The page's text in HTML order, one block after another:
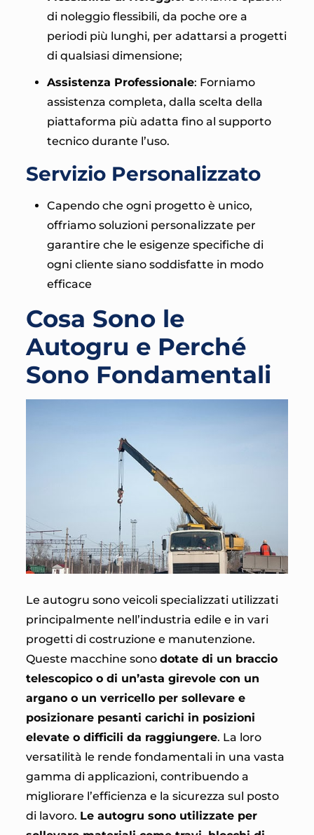
di noleggio flessibili, da poche ore a
periodi più lunghi, per adattarsi a progetti
di qualsiasi dimensione;
Assistenza Professionale: Forniamo
assistenza completa, dalla scelta della
piattaforma più adatta fino al supporto
tecnico durante l’uso.
Servizio Personalizzato
Capendo che ogni progetto è unico,
offriamo soluzioni personalizzate per
garantire che le esigenze specifiche di
ogni cliente siano soddisfatte in modo
efficace
Cosa Sono le
Autogru e Perché
Sono Fondamentali
Le autogru sono veicoli specializzati utilizzati
principalmente nell’industria edile e in vari
progetti di costruzione e manutenzione.
Queste macchine sono dotate di un braccio
telescopico o di un’asta girevole con un
argano o un verricello per sollevare e
posizionare pesanti carichi in posizioni
elevate o difficili da raggiungere. La loro
versatilità le rende fondamentali in una vasta
gamma di applicazioni, contribuendo a
migliorare l’efficienza e la sicurezza sul posto
di lavoro. Le autogru sono utilizzate per